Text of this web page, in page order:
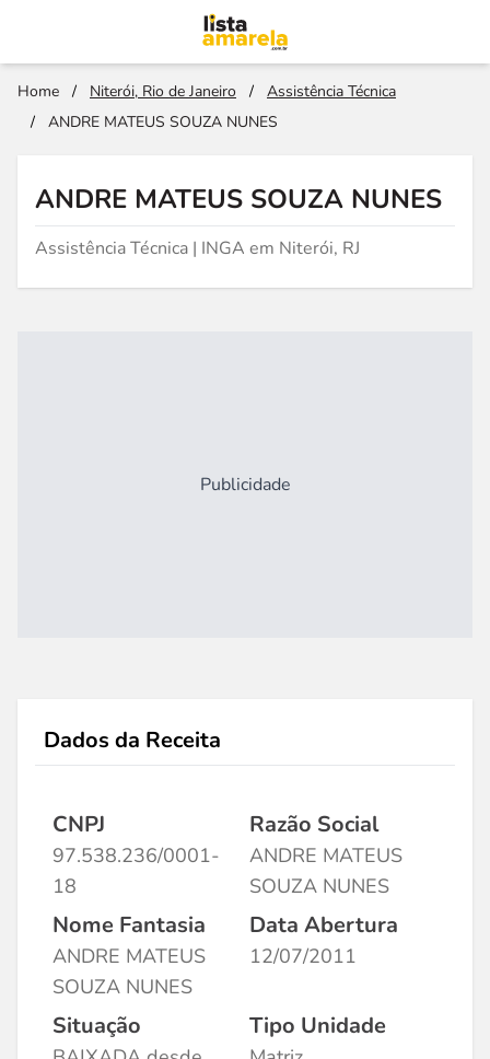
Home / Niterói, Rio de Janeiro /
Assistência Técnica
/
ANDRE MATEUS SOUZA NUNES
ANDRE MATEUS SOUZA NUNES
Assistência Técnica | INGA em Niterói, RJ
Publicidade
Dados da Receita
CNPJ
97.538.236/0001-
18
Razão Social
ANDRE MATEUS
SOUZA NUNES
Nome Fantasia
ANDRE MATEUS
SOUZA NUNES
Data Abertura
12/07/2011
Situação Tipo Unidade